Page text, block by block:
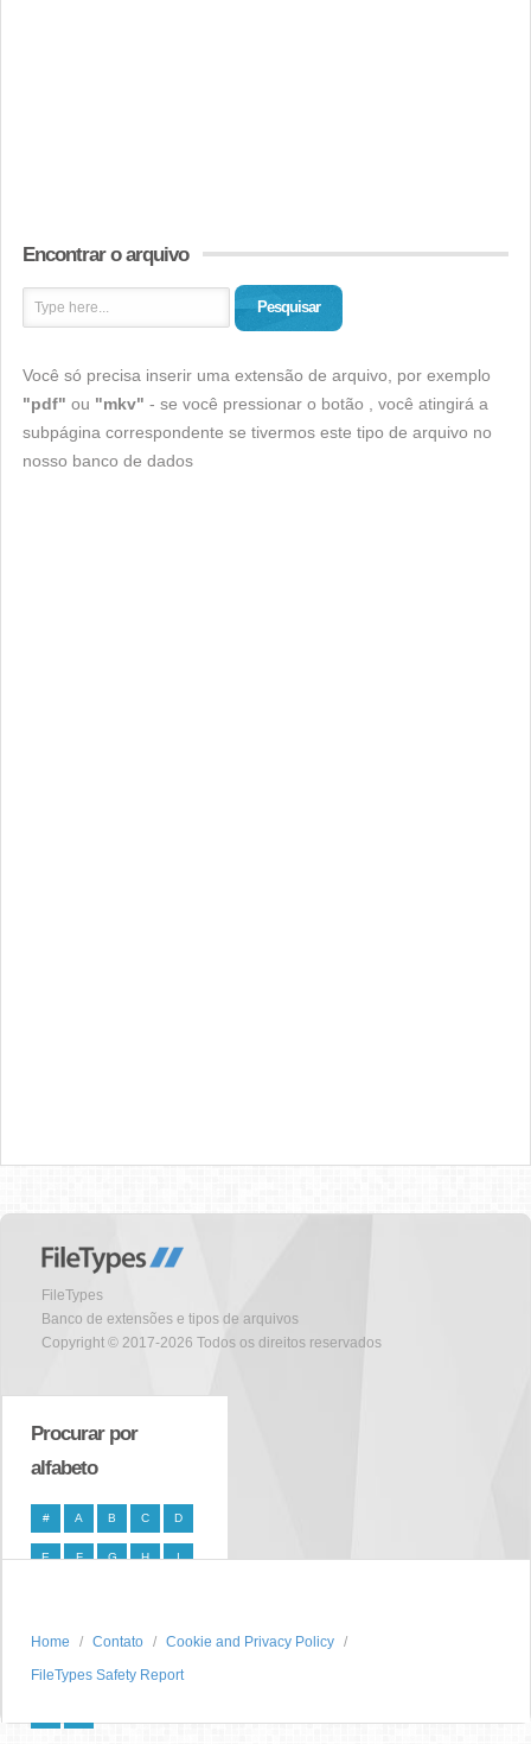
Encontrar o arquivo
Pesquisar
Você só precisa inserir uma extensão de arquivo, por exemplo
"pdf" ou "mkv" - se você pressionar o botão , você atingirá a
subpágina correspondente se tivermos este tipo de arquivo no
nosso banco de dados
FileTypes
Banco de extensões e tipos de arquivos
Copyright © 2017-2026 Todos os direitos reservados
Procurar por
alfabeto
# A B C D
E F G H I
P S
T U V W X
Home Contato
Cookie and Privacy Policy
FileTypes Safety Report